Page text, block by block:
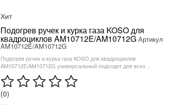
Хит
Подогрев ручек и курка газа KOSO для
квадроциклов AM10712E/AM10712G Артикул
AM10712E/AM10712G
Подогрев ручек и курка газа KOSO для квадроциклов
AM10712E/AM10712G универсальный подходит для всех ..
(0)